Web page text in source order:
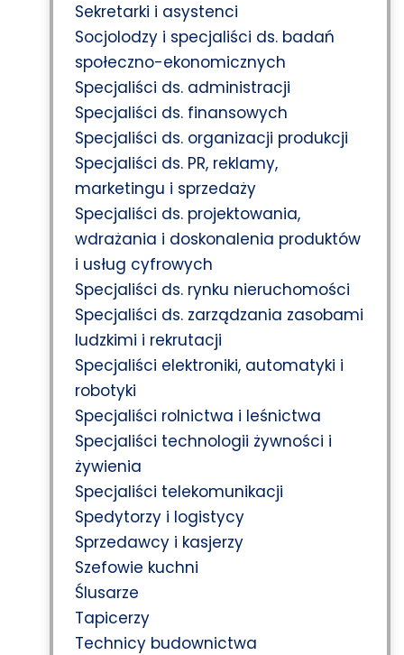
Sekretarki i asystenci
Socjolodzy i specjaliści ds. badań
społeczno-ekonomicznych
Specjaliści ds. administracji
Specjaliści ds. finansowych
Specjaliści ds. organizacji produkcji
Specjaliści ds. PR, reklamy,
marketingu i sprzedaży
Specjaliści ds. projektowania,
wdrażania i doskonalenia produktów
i usług cyfrowych
Specjaliści ds. rynku nieruchomości
Specjaliści ds. zarządzania zasobami
ludzkimi i rekrutacji
Specjaliści elektroniki, automatyki i
robotyki
Specjaliści rolnictwa i leśnictwa
Specjaliści technologii żywności i
żywienia
Specjaliści telekomunikacji
Spedytorzy i logistycy
Sprzedawcy i kasjerzy
Szefowie kuchni
Ślusarze
Tapicerzy
Technicy budownictwa